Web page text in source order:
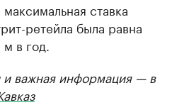
ставка
ретейла была равна
м в год.
важная информация — в